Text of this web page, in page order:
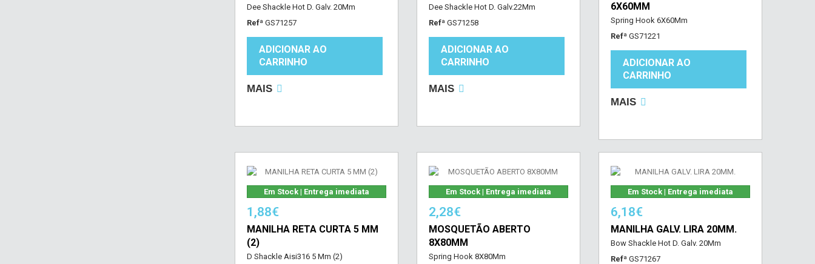
Dee Shackle Hot D. Galv. 20Mm
Refª GS71257
ADICIONAR AO
CARRINHO
MAIS
Dee Shackle Hot D. Galv.22Mm
Refª GS71258
ADICIONAR AO
CARRINHO
MAIS
6X60MM
Spring Hook 6X60Mm
Refª GS71221
ADICIONAR AO
CARRINHO
MAIS
Em Stock | Entrega imediata
1,88€
MANILHA RETA CURTA 5 MM
(2)
D Shackle Aisi316 5 Mm (2)
Em Stock | Entrega imediata
2,28€
MOSQUETÃO ABERTO
8X80MM
Spring Hook 8X80Mm
Em Stock | Entrega imediata
6,18€
MANILHA GALV. LIRA 20MM.
Bow Shackle Hot D. Galv. 20Mm
Refª GS71267